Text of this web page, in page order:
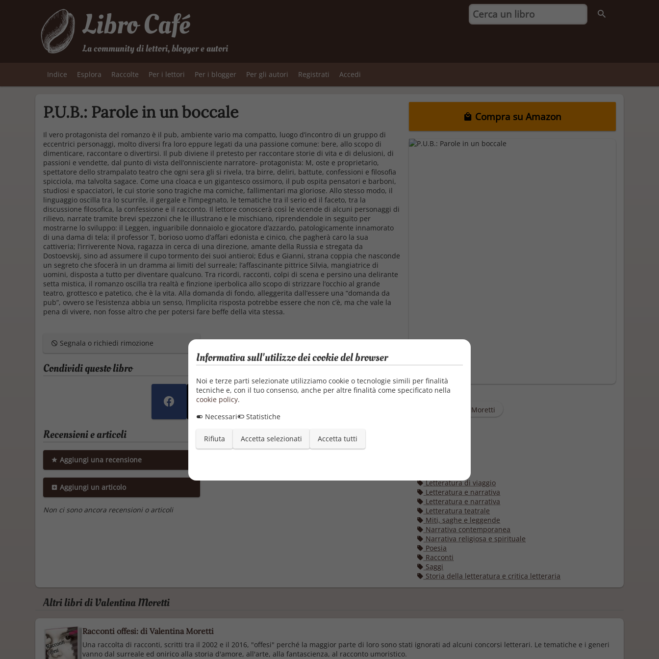
Libro Café
La community di lettori, blogger e autori
Indice Esplora Raccolte Per i lettori Per i blogger Per gli autori Registrati Accedi
P.U.B.: Parole in un boccale Compra su Amazon
Valentina Moretti
Letteratura di viaggio
Letteratura e narrativa
Letteratura e narrativa
Letteratura teatrale
Miti, saghe e leggende
Narrativa contemporanea
Narrativa religiosa e spirituale
Poesia
Racconti
Saggi
Storia della letteratura e critica letteraria
Il vero protagonista del romanzo è il pub, ambiente vario ma compatto, luogo d’incontro di un gruppo di
eccentrici personaggi, molto diversi fra loro eppure legati da una passione comune: bere, allo scopo di
dimenticare, raccontare o divertirsi. Il pub diviene il pretesto per raccontare storie di vita e di delusioni, di
passioni e vendette, dal punto di vista dell’onnisciente narratore- protagonista: M, oste e proprietario,
spettatore dello strampalato teatro che ogni sera gli si rivela, tra birre, deliri, battute, confessioni e filosofia
spicciola, ma talvolta sagace. Come una cloaca e un gigantesco ossimoro, il pub ospita pensatori e barboni,
studiosi e spacciatori, le cui storie sono tragiche ma comiche, fallimentari ma gloriose. Allo stesso modo, il
linguaggio oscilla tra lo scurrile, il gergale e l’impegnato, le tematiche tra il serio ed il faceto, tra la
discussione filosofica, la confessione e il racconto. Il lettore conoscerà così le vicende di alcuni personaggi di
rilievo, narrate tramite brevi spezzoni che le illustrano e le mischiano, riprendendole in seguito per
mostrarne lo sviluppo: il Leggen, inguaribile donnaiolo e giocatore d’azzardo, patologicamente innamorato
di una dama di tela; il professor T, borioso uomo d’affari edonista e cinico, che pagherà caro la sua
cattiveria; l’irriverente Nova, ragazza in cerca di una direzione, amante della Russia e stregata da
Dostoevskij, sino ad assumere il cupo tormento dei suoi antieroi; Edus e Gianni, strana coppia che nasconde
un segreto che sfocerà in un dramma ai limiti del surreale; l’affascinante pittrice Silvia, mangiatrice di
uomini, disposta a tutto per diventare qualcuno. Tra ricordi, racconti, colpi di scena e persino una delirante
setta mistica, il romanzo oscilla tra realtà e finzione iperbolica allo scopo di strizzare l’occhio al grande
teatro, grottesco e patetico, che è la vita. Alla domanda di fondo, alleggerita dall’essere una “domanda da
pub”, ovvero se l’esistenza abbia un senso, l’implicita risposta potrebbe essere che non c’è, ma che vale la
pena di vivere, non fosse altro che per potersi fare beffe della vita stessa.
Segnala o richiedi rimozione
Condividi questo libro
Recensioni e articoli
Aggiungi una recensione
Aggiungi un articolo
Non ci sono ancora recensioni o articoli
Altri libri di Valentina Moretti
Racconti offesi: di Valentina Moretti
Una raccolta di racconti, scritti tra il 2002 e il 2016, "offesi" perché la maggior parte di loro sono stati ignorati ad alcuni concorsi letterari. Le tematiche e i generi
vanno dal surreale ed onirico alla storia d'amore, all'arte, alla fantascienza, al racconto umoristico.
Informativa sull'utilizzo dei cookie del browser
Noi e terze parti selezionate utilizziamo cookie o tecnologie simili per finalità
tecniche e, con il tuo consenso, anche per altre finalità come specificato nella
cookie policy.
Necessari
Statistiche
Rifiuta Accetta selezionati Accetta tutti